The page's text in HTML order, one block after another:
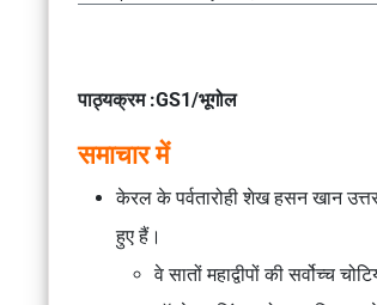
पाठ्यक्रम :GS1/भूगोल
समाचार में
केरल के पर्वतारोही शेख हसन खान
हुए हैं।
वेसातों महाद्वीपों की सर्वोच्च